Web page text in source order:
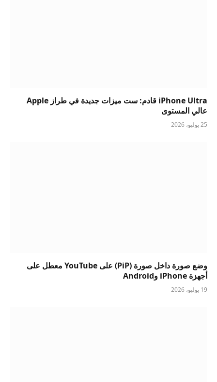
iPhone Ultra قادم: ست ميزات جديدة في طراز Apple
عالي المستوى
25 يوليو، 2026
وضع صورة داخل صورة (PiP) على YouTube معطل على
أجهزة iPhone وAndroid
19 يوليو، 2026